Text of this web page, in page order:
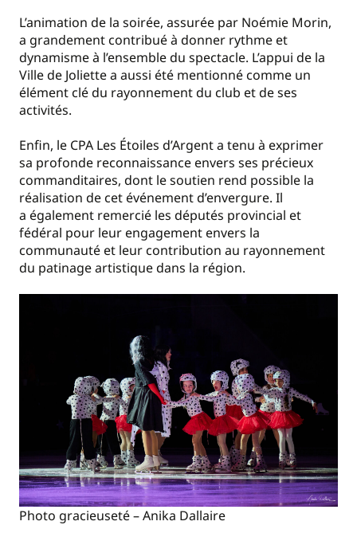
L’animation de la soirée, assurée par Noémie Morin,
a grandement contribué à donner rythme et
dynamisme à l’ensemble du spectacle. L’appui de la
Ville de Joliette a aussi été mentionné comme un
élément clé du rayonnement du club et de ses
activités.
Enfin, le CPA Les Étoiles d’Argent a tenu à exprimer
sa profonde reconnaissance envers ses précieux
commanditaires, dont le soutien rend possible la
réalisation de cet événement d’envergure. Il
a également remercié les députés provincial et
fédéral pour leur engagement envers la
communauté et leur contribution au rayonnement
du patinage artistique dans la région.
Photo gracieuseté – Anika Dallaire